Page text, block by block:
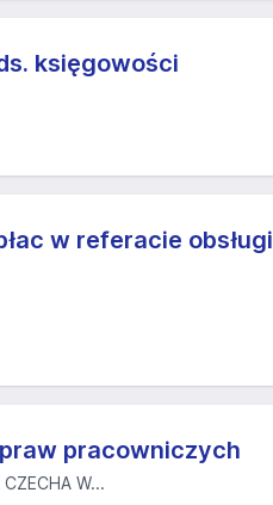
księgowości
w referacie obsługi
pracowniczych
W...